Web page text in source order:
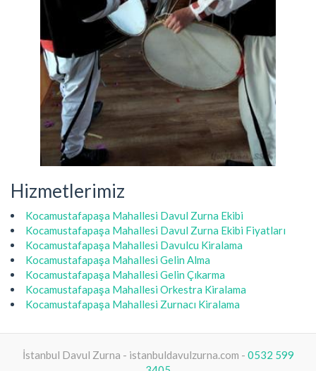
Hizmetlerimiz
Kocamustafapaşa Mahallesi Davul Zurna Ekibi
Kocamustafapaşa Mahallesi Davul Zurna Ekibi Fiyatları
Kocamustafapaşa Mahallesi Davulcu Kiralama
Kocamustafapaşa Mahallesi Gelin Alma
Kocamustafapaşa Mahallesi Gelin Çıkarma
Kocamustafapaşa Mahallesi Orkestra Kiralama
Kocamustafapaşa Mahallesi Zurnacı Kiralama
İstanbul Davul Zurna - istanbuldavulzurna.com - 0532 599